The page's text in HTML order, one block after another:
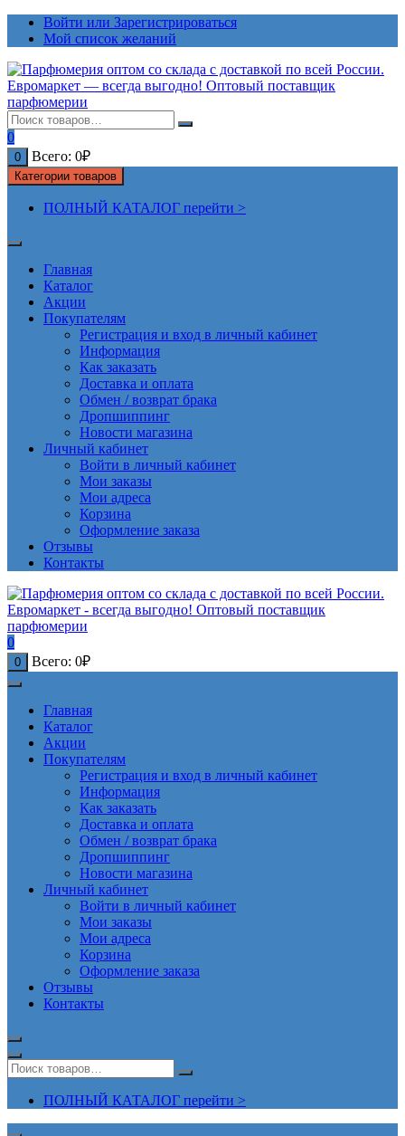
ПерейтиВойти или Зарегистрироваться
Мой список желаний
0
0 Всего: 0₽
Категории товаров
ПОЛНЫЙ КАТАЛОГ перейти >
Главная
Каталог
Акции
Покупателям
Регистрация и вход в личный кабинет
Информация
Как заказать
Доставка и оплата
Обмен / возврат брака
Дропшиппинг
Новости магазина
Личный кабинет
Войти в личный кабинет
Мои заказы
Мои адреса
Корзина
Оформление заказа
Отзывы
Контакты
0
0 Всего: 0₽
Главная
Каталог
Акции
Покупателям
Регистрация и вход в личный кабинет
Информация
Как заказать
Доставка и оплата
Обмен / возврат брака
Дропшиппинг
Новости магазина
Личный кабинет
Войти в личный кабинет
Мои заказы
Мои адреса
Корзина
Оформление заказа
Отзывы
Контакты
ПОЛНЫЙ КАТАЛОГ перейти >